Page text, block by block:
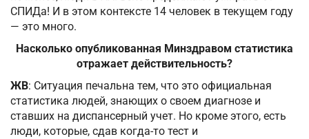
СПИДа! И в этом контексте 14 человек в текущем году
— это много.
Насколько опубликованная Минздравом статистика
отражает действительность?
ЖВ: Ситуация печальна тем, что это официальная
статистика людей, знающих о своем диагнозе и
ставших на диспансерный учет. Но кроме этого, есть
люди, которые, сдав когда-то тест и